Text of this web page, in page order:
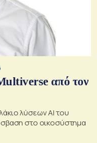
από τον
λύσεων ΑΙ του
στο οικοσύστημα